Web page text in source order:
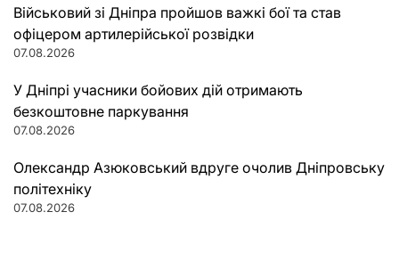
Військовий зі Дніпра пройшов важкі бої та став
офіцером артилерійської розвідки
07.08.2026
У Дніпрі учасники бойових дій отримають
безкоштовне паркування
07.08.2026
Олександр Азюковський вдруге очолив Дніпровську
політехніку
07.08.2026